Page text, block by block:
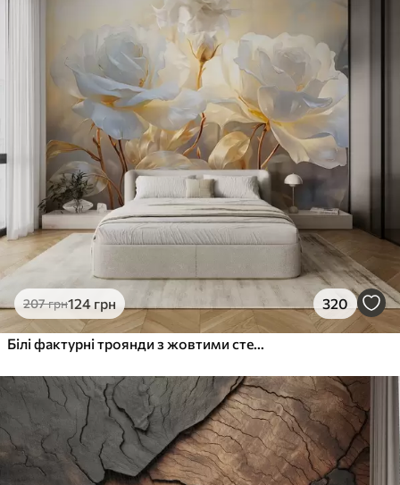
207грн124 грн 320